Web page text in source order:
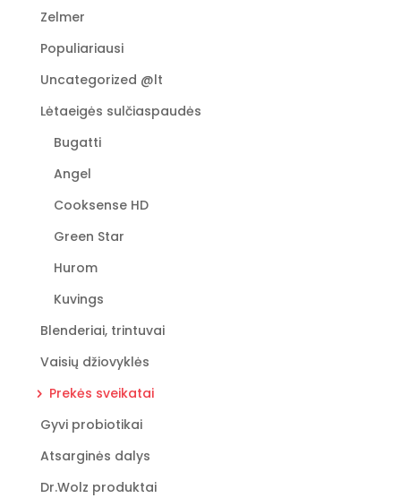
Zelmer
Populiariausi
Uncategorized @lt
Lėtaeigės sulčiaspaudės
Bugatti
Angel
Cooksense HD
Green Star
Hurom
Kuvings
Blenderiai, trintuvai
Vaisių džiovyklės
Prekės sveikatai
Gyvi probiotikai
Atsarginės dalys
Dr.Wolz produktai